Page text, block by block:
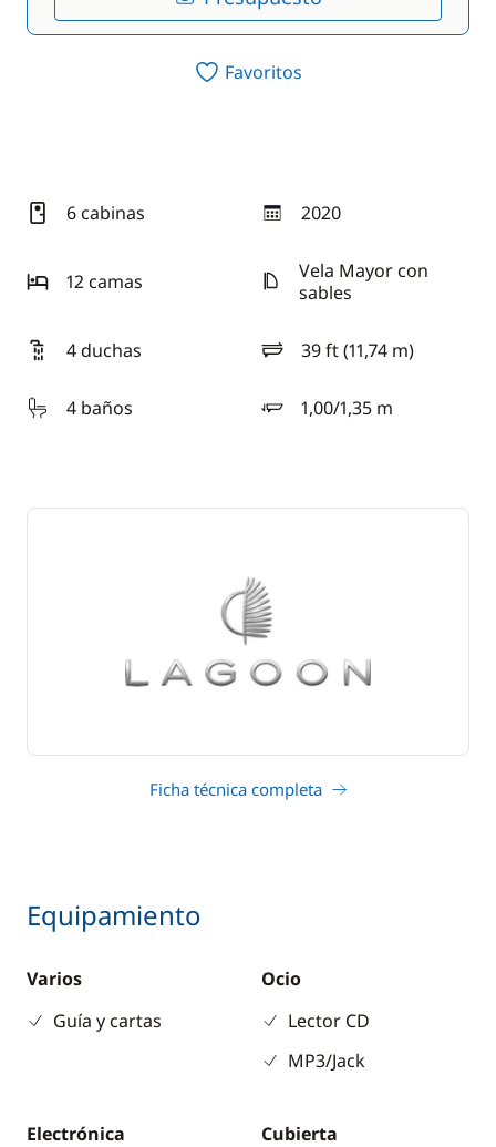
Favoritos
6 cabinas 2020
año
12 camas
Vela Mayor con
sables
4 duchas 39 ft (11,74 m)
eslora
4 baños
1,00/1,35 m
calado
Ficha técnica completa
Equipamiento
Varios
Guía y cartas
Ocio
Lector CD
MP3/Jack
Electrónica
Cubierta